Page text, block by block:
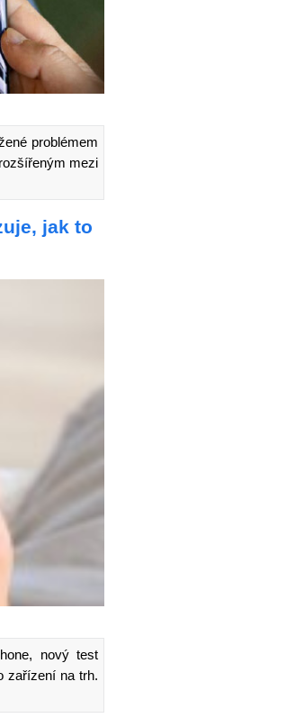
problémem
mezi
jak to
nový test
zařízení na trh.